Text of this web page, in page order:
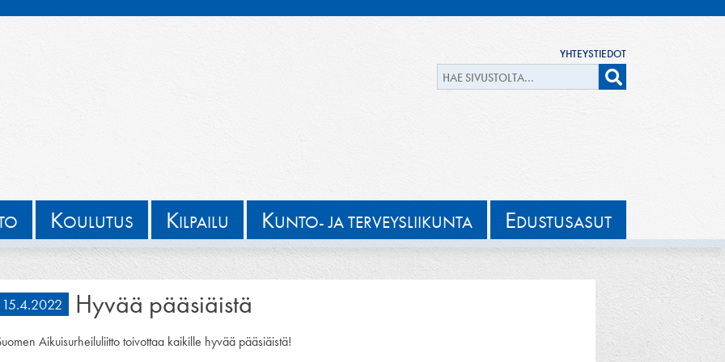
YHTEYSTIEDOT
KOULUTUS KILPAILU KUNTO- JA TERVEYSLIIKUNTA EDUSTUSASUT
15.4.2022 Hyvää pääsiäistä
Aikuisurheiluliitto toivottaa kaikille hyvää pääsiäistä!